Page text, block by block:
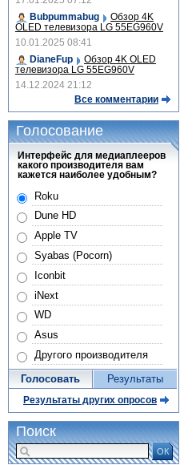
Bubpummabug
Обзор 4K
OLED телевизора LG 55EG960V
10.01.2025 08:41
DianeFup
Обзор 4K OLED
телевизора LG 55EG960V
14.12.2024 21:12
Все комментарии
Голосование
Интерфейс для медиаплееров
какого производителя вам
кажется наиболее удобным?
Roku
Dune HD
Apple TV
Syabas (Pocorn)
Iconbit
iNext
WD
Asus
Другого производителя
Голосовать Результаты
Результаты других опросов
Поиск
ОК